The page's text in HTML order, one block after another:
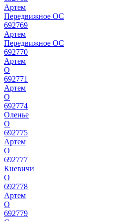
Артем
Передвижное ОС
692769
Артем
Передвижное ОС
692770
Артем
О
692771
Артем
О
692774
Оленье
О
692775
Артем
О
692777
Кневичи
О
692778
Артем
О
692779